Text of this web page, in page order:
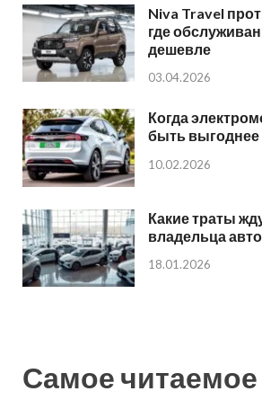
Niva Travel
где
дешевле
03.04.2026
Когда
быть выгоднее
10.02.2026
Какие траты
владельца
18.01.2026
Самое читаемое